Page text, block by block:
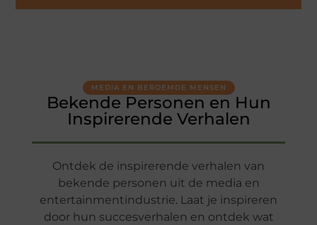
MEDIA EN BEROEMDE MENSEN
Bekende Personen en Hun
Inspirerende Verhalen
Ontdek de inspirerende verhalen van
bekende personen uit de media en
entertainmentindustrie. Laat je inspireren
door hun succesverhalen en ontdek wat